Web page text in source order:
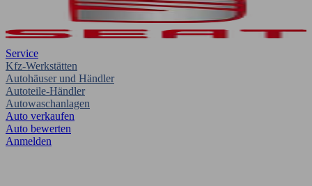
Service
Kfz-Werkstätten
Autohäuser und Händler
Autoteile-Händler
Autowaschanlagen
Auto verkaufen
Auto bewerten
Anmelden